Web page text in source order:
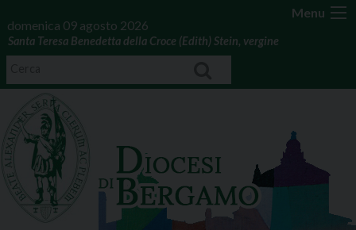
Menu
domenica 09 agosto 2026
Santa Teresa Benedetta della Croce (Edith) Stein, vergine